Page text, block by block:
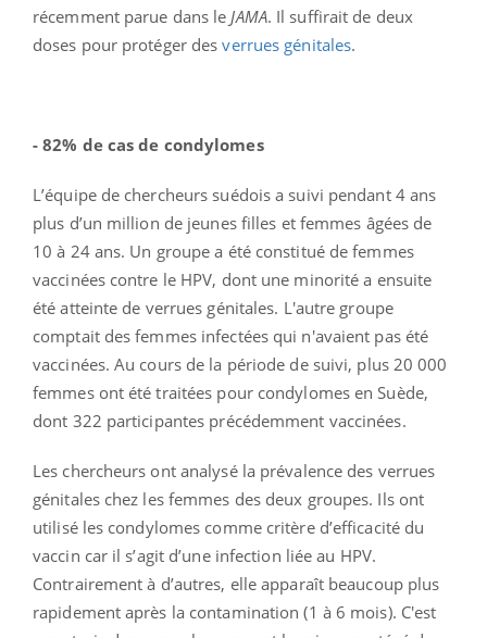
récemment parue dans le JAMA. Il suffirait de deux
doses pour protéger desverrues génitales.
- 82% de cas de condylomes
L’équipe de chercheurs suédois a suivi pendant 4 ans
plus d’un million de jeunes filles et femmes âgées de
10 à 24 ans. Un groupe a été constitué de femmes
vaccinées contre le HPV, dont une minorité a ensuite
été atteinte de verrues génitales. L'autre groupe
comptait des femmes infectées qui n'avaient pas été
vaccinées. Au cours de la période de suivi, plus 20 000
femmes ont été traitées pour condylomes en Suède,
dont 322 participantes précédemment vaccinées.
Les chercheurs ont analysé la prévalence des verrues
génitales chez les femmes des deux groupes. Ils ont
utilisé les condylomes comme critère d’efficacité du
vaccin car il s’agit d’une infection liée au HPV.
Contrairement à d’autres, elle apparaît beaucoup plus
rapidement après la contamination (1 à 6 mois). C'est